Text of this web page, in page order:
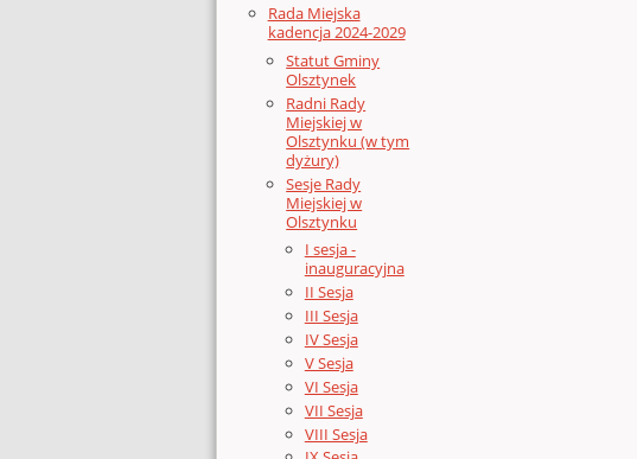
Rada Miejska
kadencja 2024-2029
Statut Gminy
Olsztynek
Radni Rady
Miejskiej w
Olsztynku (w tym
dyżury)
Sesje Rady
Miejskiej w
Olsztynku
I sesja -
inauguracyjna
II Sesja
III Sesja
IV Sesja
V Sesja
VI Sesja
VII Sesja
VIII Sesja